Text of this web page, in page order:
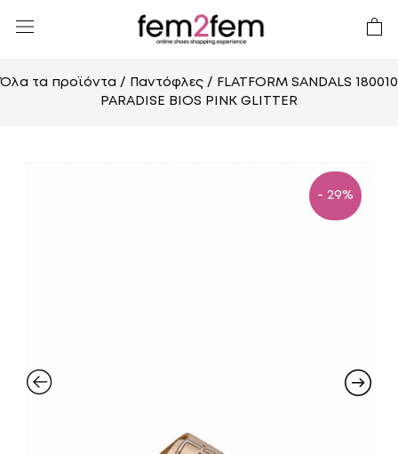
Όλα τα προϊόντα / Παντόφλες / FLATFORM SANDALS 180010
PARADISE BIOS PINK GLITTER
- 29%